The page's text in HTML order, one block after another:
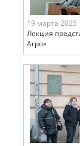
19 марта 2025
Лекция
Агро»